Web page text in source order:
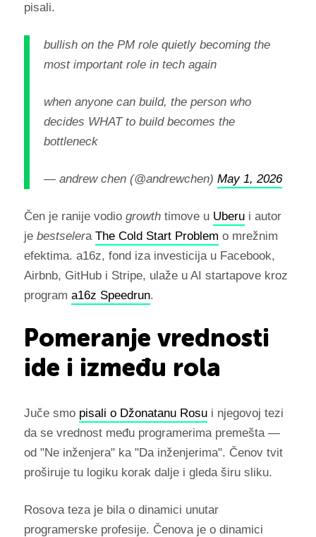
pisali.
bullish on the PM role quietly becoming the
most important role in tech again
when anyone can build, the person who
decides WHAT to build becomes the
bottleneck
— andrew chen (@andrewchen) May 1, 2026
Čen je ranije vodio growthtimove u Uberui autor
je bestselera The Cold Start Problem o mrežnim
efektima. a16z, fond iza investicija u Facebook,
Airbnb, GitHub i Stripe, ulaže u AI startapove kroz
program a16z Speedrun.
Pomeranje vrednosti
ide i između rola
Juče smo pisali o Džonatanu Rosui njegovoj tezi
da se vrednost među programerima premešta —
od "Ne inženjera" ka "Da inženjerima". Čenov tvit
proširuje tu logiku korak dalje i gleda širu sliku.
Rosova teza je bila o dinamici unutar
programerske profesije. Čenova je o dinamici